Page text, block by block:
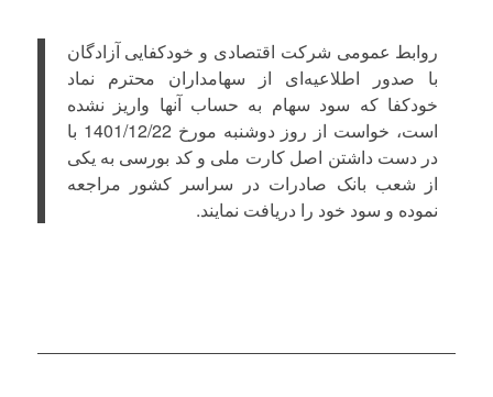
روابط عمومی شرکت اقتصادی و خودکفایی آزادگان
با صدور اطلاعیه‌ای از سهامداران محترم نماد
خودکفا که سود سهام به حساب آنها واریز نشده
است، خواست از روز دوشنبه مورخ 1401/12/22 با
در دست داشتن اصل کارت ملی و کد بورسی به یکی
از شعب بانک صادرات در سراسر کشور مراجعه
نموده و سود خود را دریافت نمایند.